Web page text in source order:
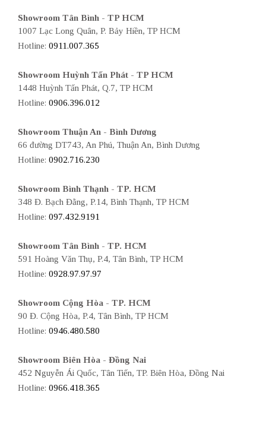
Showroom Tân Bình - TP HCM
1007 Lạc Long Quân, P. Bảy Hiền, TP HCM
Hotline: 0911.007.365
Showroom Huỳnh Tấn Phát - TP HCM
1448 Huỳnh Tấn Phát, Q.7, TP HCM
Hotline: 0906.396.012
Showroom Thuận An - Bình Dương
66 đường DT743, An Phú, Thuận An, Bình Dương
Hotline: 0902.716.230
Showroom Bình Thạnh - TP. HCM
348 Đ. Bạch Đằng, P.14, Bình Thạnh, TP HCM
Hotline: 097.432.9191
Showroom Tân Bình - TP. HCM
591 Hoàng Văn Thụ, P.4, Tân Bình, TP HCM
Hotline: 0928.97.97.97
Showroom Cộng Hòa - TP. HCM
90 Đ. Cộng Hòa, P.4, Tân Bình, TP HCM
Hotline: 0946.480.580
Showroom Biên Hòa - Đồng Nai
452 Nguyễn Ái Quốc, Tân Tiến, TP. Biên Hòa, Đồng Nai
Hotline: 0966.418.365